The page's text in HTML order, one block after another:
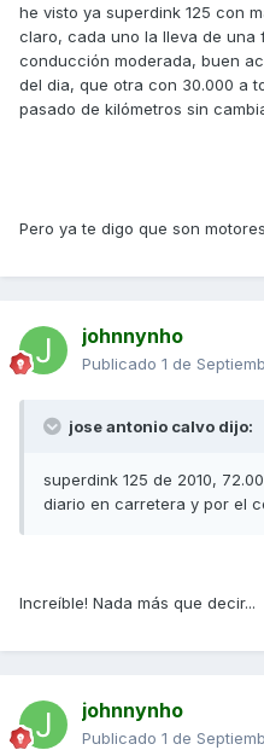
he visto ya superdink 125 con
claro, cada uno la lleva de una
conducción moderada, buen
del dia, que otra con 30.000 a
pasado de kilómetros sin
Pero ya te digo que son
johnnynho
Publicado 1 de
jose antonio calvo dijo:
superdink 125 de 2010,
diario en carretera y por el
Increíble! Nada más que decir...
johnnynho
Publicado 1 de